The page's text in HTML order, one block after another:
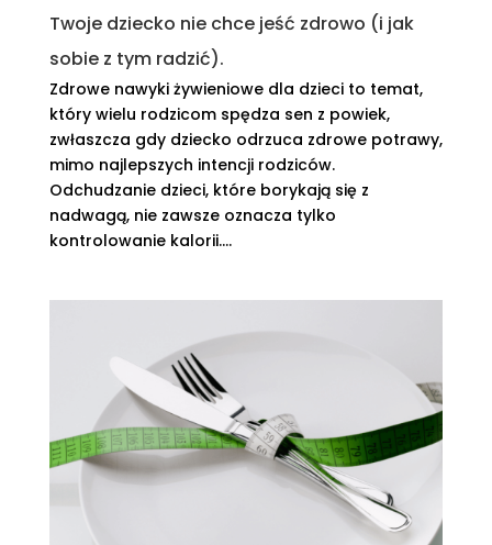
Twoje dziecko nie chce jeść zdrowo (i jak
sobie z tym radzić).
Zdrowe nawyki żywieniowe dla dzieci to temat,
który wielu rodzicom spędza sen z powiek,
zwłaszcza gdy dziecko odrzuca zdrowe potrawy,
mimo najlepszych intencji rodziców.
Odchudzanie dzieci, które borykają się z
nadwagą, nie zawsze oznacza tylko
kontrolowanie kalorii....